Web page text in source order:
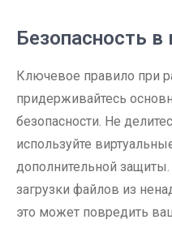
Безопасность
Ключевое правило при
придерживайтесь
безопасности. Не
используйте
дополнительной защиты.
загрузки файлов из
это может повредить